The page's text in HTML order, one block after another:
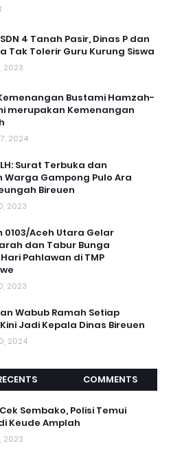
4 Tanah Pasir, Dinas P dan
Tak Tolerir Guru Kurung Siswa
2023
Bustami Hamzah-
merupakan Kemenangan
2024
Surat Terbuka dan
Gampong Pulo Ara
Bireuen
2023
0103/Aceh Utara Gelar
dan Tabur Bunga
Pahlawan di TMP
2023
Wabub Ramah Setiap
Jadi Kepala Dinas Bireuen
2024
COMMENTS
Sembako, Polisi Temui
Keude Amplah
2023